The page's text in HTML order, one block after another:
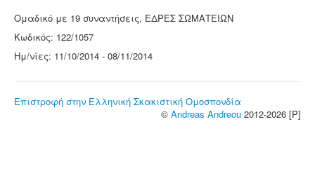
Ομαδικό με 19 συναντήσεις, ΕΔΡΕΣ ΣΩΜΑΤΕΙΩΝ
Κωδικός: 122/1057
Ημ/νίες: 11/10/2014 - 08/11/2014
Επιστροφή στην Ελληνική Σκακιστική Ομοσπονδία
© Andreas Andreou 2012-2026 [P]